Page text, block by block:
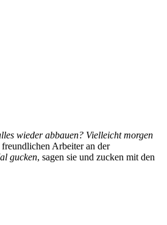
wieder abbauen? Vielleicht morgen
Arbeiter an der
gucken, sagen sie und zucken mit den